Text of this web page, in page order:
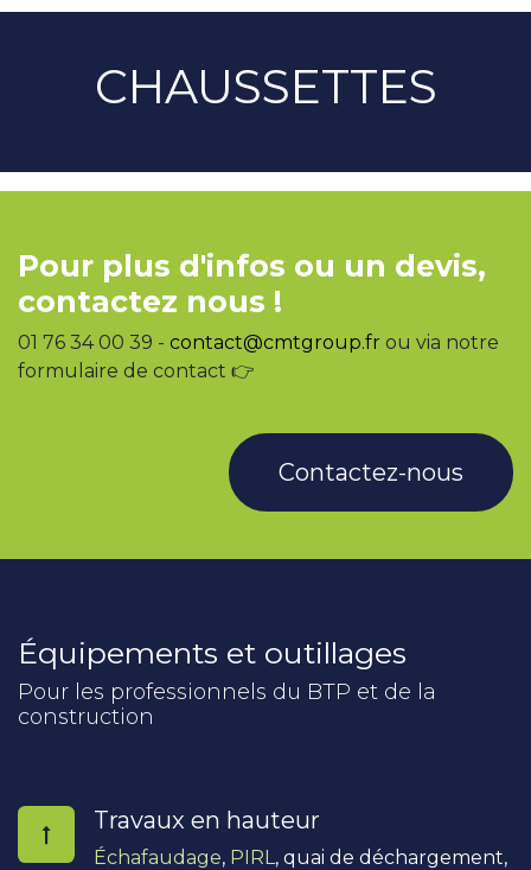
CHAUSSETTES
Pour plus d'infos ou un devis,
contactez nous !
01 76 34 00 39 - contact@cmtgroup.fr ou via notre
formulaire de contact 👉
Contactez-nous
Équipements et outillages
Pour les professionnels du BTP et de la
construction
Travaux en hauteur
Échafaudage, PIRL, quai de déchargement,